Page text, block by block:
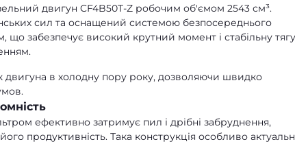
двигун CF4B50T-Z робочим об'ємом 2543 см³.
сил та оснащений системою безпосереднього
забезпечує високий крутний момент і стабільну тягу
двигуна в холодну пору року, дозволяючи швидко
ефективно затримує пил і дрібні забруднення,
продуктивність. Така конструкція особливо